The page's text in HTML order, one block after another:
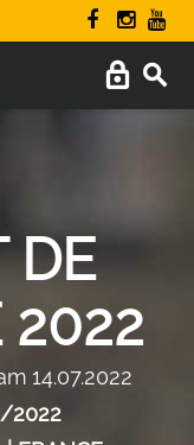
DE
2022
14.07.2022
2022